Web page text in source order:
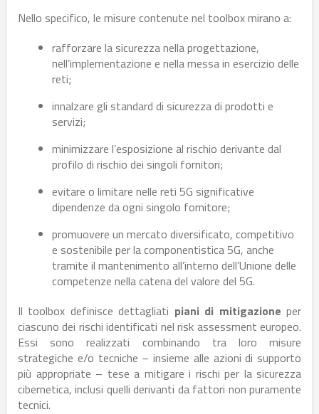
Nello specifico, le misure contenute nel toolbox mirano a:
rafforzare la sicurezza nella progettazione,
nell’implementazione e nella messa in esercizio delle
reti;
innalzare gli standard di sicurezza di prodotti e
servizi;
minimizzare l’esposizione al rischio derivante dal
profilo di rischio dei singoli fornitori;
evitare o limitare nelle reti 5G significative
dipendenze da ogni singolo fornitore;
promuovere un mercato diversificato, competitivo
e sostenibile per la componentistica 5G, anche
tramite il mantenimento all’interno dell’Unione delle
competenze nella catena del valore del 5G.
Il toolbox definisce dettagliati piani di mitigazioneper
ciascuno dei rischi identificati nel risk assessment europeo.
Essi sono realizzati combinando tra loro misure
strategiche e/o tecniche – insieme alle azioni di supporto
più appropriate – tese a mitigare i rischi per la sicurezza
cibernetica, inclusi quelli derivanti da fattori non puramente
tecnici.